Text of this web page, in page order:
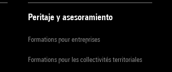
Peritaje y asesoramiento
Formations pour entreprises
Formations pour les collectivités territoriales